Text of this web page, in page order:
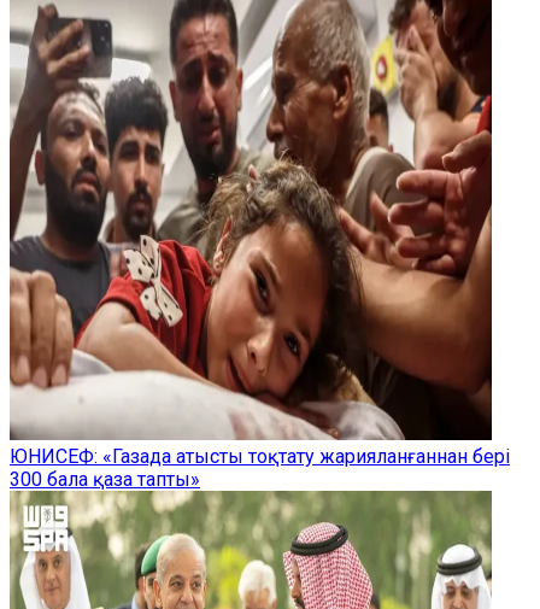
ЮНИСЕФ: «Газада атысты тоқтату жарияланғаннан бері
300 бала қаза тапты»